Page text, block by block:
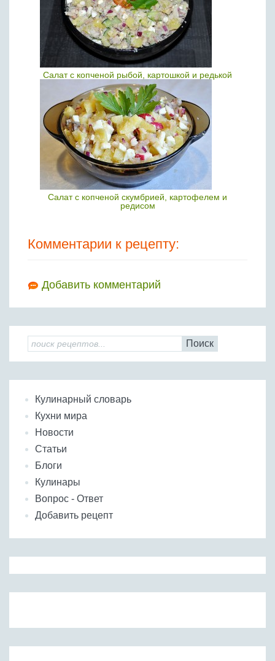
Салат с копченой рыбой, картошкой и редькой
Салат с копченой скумбрией, картофелем и
редисом
Комментарии к рецепту:
Добавить комментарий
Поиск
Кулинарный словарь
Кухни мира
Новости
Статьи
Блоги
Кулинары
Вопрос - Ответ
Добавить рецепт